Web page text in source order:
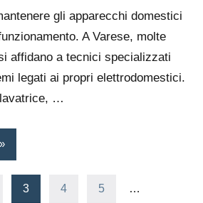
gli apparecchi domestici
A Varese, molte
affidano a tecnici specializzati
legati ai propri elettrodomestici.
…
3 4 5 …